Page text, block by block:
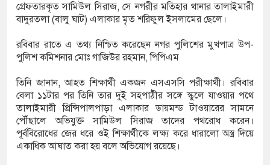
যা বললেন অভিনেত্রী ম্রুণাল ঠাকুর
বছর ধরে ফ্রিজে রাখলেন ছেলে
হেনস্তা হলাম, খুব ব্যথিত হয়েছি: ভারপ্রাপ্ত রাষ্ট্রপতি
গ্রেফতারকৃত সামিউল সিরাজ, সে নগরীর মতিহার থানার তালাইমারী
বাদুরতলা (বালু ঘাট) এলাকার মৃত শরিফুল ইসলামের ছেলে।
রবিবার রাতে এ তথ্য নিশ্চিত করেছেন নগর পুলিশের মুখপাত্র উপ-
পুলিশ কমিশনার মোঃ গাজিউর রহমান, পিপিএম
তিনি জানান, আহত শিক্ষার্থী একজন এসএসসি পরীক্ষার্থী। রবিবার
বেলা ১১টার পর তিনি তার দুই সহপাঠীর সঙ্গে স্কুলে যাওয়ার পথে
তালাইমারী প্রিন্সিপালপাড়া এলাকার ডায়মন্ড টাওয়ারের সামনে
পৌঁছালে অভিযুক্ত সামিউল সিরাজ তাদের পথরোধ করেন।
পূর্ববিরোধের জের ধরে ওই শিক্ষার্থীকে লক্ষ্য করে ধারালো অস্ত্র দিয়ে
একাধিক আঘাত করা হয় বলে অভিযোগ রয়েছে।